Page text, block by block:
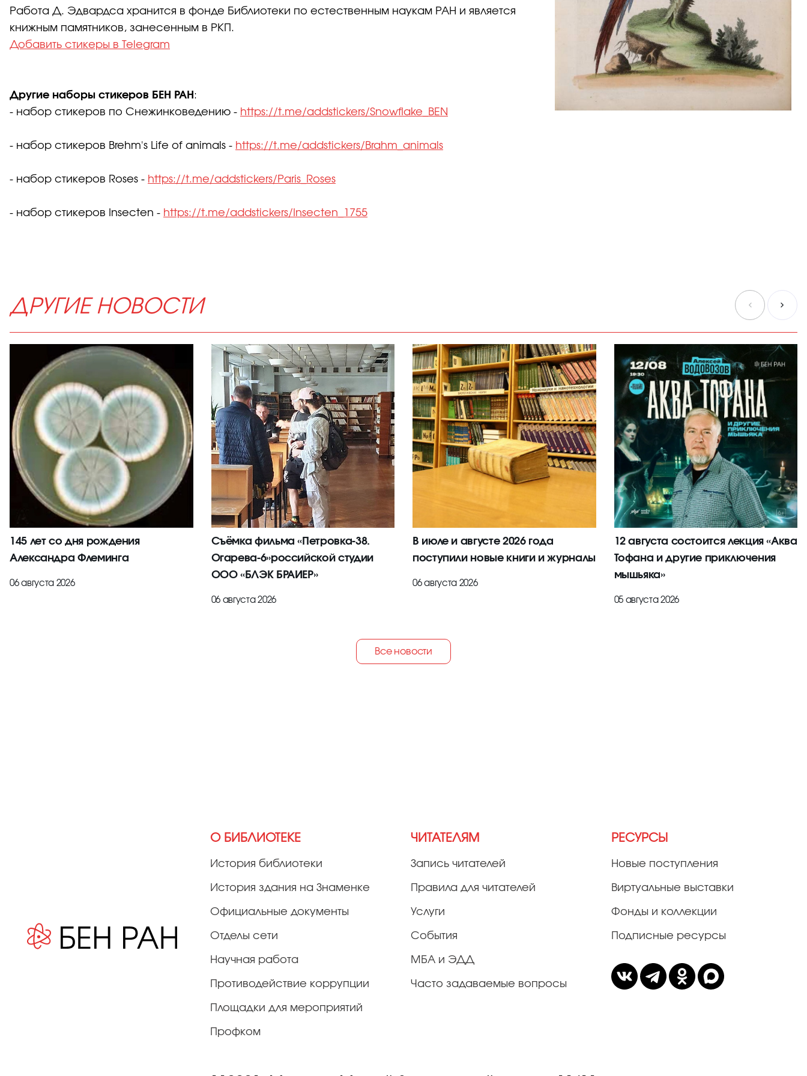
Работа Д. Эдвардса хранится в фонде Библиотеки по естественным наукам РАН и является
книжным памятников, занесенным в РКП.
Добавить стикеры в Telegram
Другие наборы стикеров БЕН РАН :
- набор стикеров по Снежинковедению - https://t.me/addstickers/Snowflake_BEN
- набор стикеров Brehm's Life of animals - https://t.me/addstickers/Brahm_animals
- набор стикеров Roses - https://t.me/addstickers/Paris_Roses
- набор стикеров Insecten - https://t.me/addstickers/Insecten_1755
ДРУГИЕ НОВОСТИ
145 лет со дня рождения
Александра Флеминга
06 августа 2026
Съёмка фильма «Петровка-38.
Огарева-6»российской студии
ООО «БЛЭК БРАИЕР»
06 августа 2026
В июле и августе 2026 года
поступили новые книги и журналы
06 августа 2026
12 августа состоится лекция «Аква
Тофана и другие приключения
мышьяка»
05 августа 2026
Все новости
О БИБЛИОТЕКЕ
История библиотеки
История здания на Знаменке
Официальные документы
Отделы сети
Научная работа
Противодействие коррупции
Площадки для мероприятий
Профком
ЧИТАТЕЛЯМ
Запись читателей
Правила для читателей
Услуги
События
МБА и ЭДД
Часто задаваемые вопросы
РЕСУРСЫ
Новые поступления
Виртуальные выставки
Фонды и коллекции
Подписные ресурсы